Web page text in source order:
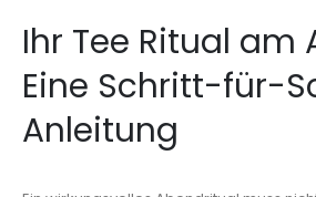
Ihr Tee Ritual am
Eine Schritt-für-
Anleitung